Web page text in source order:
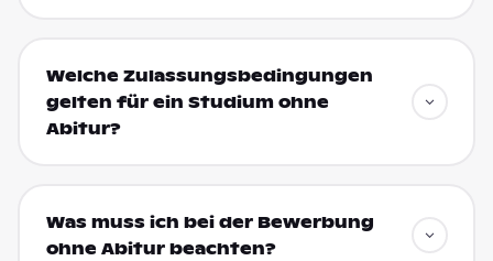
Welche Zulassungsbedingungen
gelten für ein Studium ohne
Abitur?
Was muss ich bei der Bewerbung
ohne Abitur beachten?